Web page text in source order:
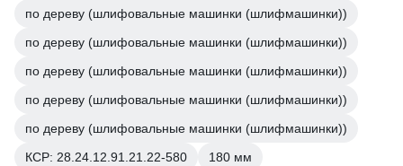
по дереву (шлифовальные машинки (шлифмашинки))
по дереву (шлифовальные машинки (шлифмашинки))
по дереву (шлифовальные машинки (шлифмашинки))
по дереву (шлифовальные машинки (шлифмашинки))
по дереву (шлифовальные машинки (шлифмашинки))
КСР: 28.24.12.91.21.22-580
180 мм